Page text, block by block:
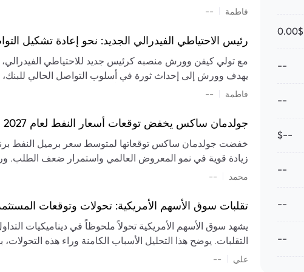
0.00$
--
--
--$
--
--
--
تشكيل تقييم الصناعة، مع توقعات بارتفاع مستمر في الأسعار
فاطمة --
رئيس الاحتياطي الفيدرالي الجديد: نحو إعادة تشكيل
مع تولي كيفن وورش منصبه كرئيس جديد للاحتياطي الفيدرالي،
يهدف وورش إلى إحداث ثورة في أسلوب التواصل الحالي للبنك،
السياسة ويمنح البنك المركزي دوراً مبالغاً فيه. يسعى إلى
فاطمة --
جولدمان ساكس يخفض توقعات أسعار النفط لعام 2027 وسط تغيرات في العرض والطلب
زيادة قوية في نمو المعروض العالمي واستمرار ضعف الطلب.
العالمية في الربع الثاني
سابقًا. من المتوقع عودة صادرات دول الخليج إلى طبيعتها
عدم اليقين الجيوسياسي يمكن أن يؤدي إلى تقلبات سعرية
استمرار الاضطرابات، وسيناريوهات لانخفاض الأسعار في
إضافي.
محمد --
تقلبات سوق الأسهم الأمريكية: تحولات وتوقعات
يشهد سوق الأسهم الأمريكية تحولاً ملحوظاً في ديناميكيات
التقلبات. يوضح هذا التحليل الأسباب الكامنة وراء هذه
علي --